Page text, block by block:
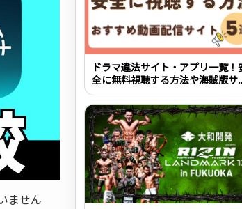
ません
ドラマ違法サイト・アプリ一覧！
全に無料視聴する方法や海賊版サ
トの危険性を解説